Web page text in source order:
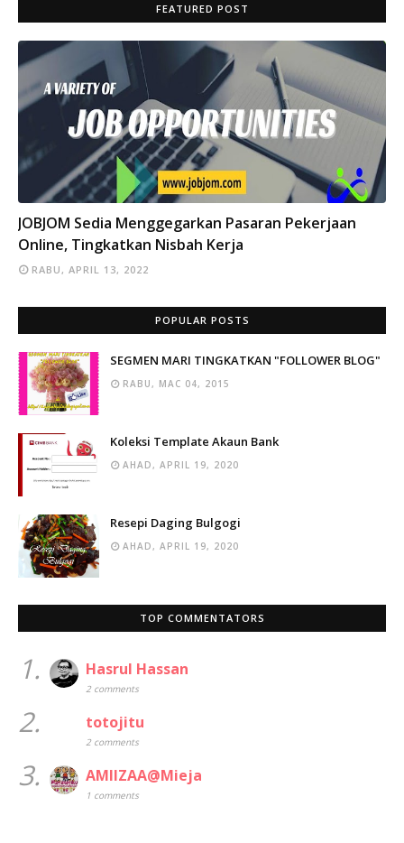
FEATURED POST
INFO
JOBJOM Sedia Menggegarkan Pasaran Pekerjaan
Online, Tingkatkan Nisbah Kerja
RABU, APRIL 13, 2022
POPULAR POSTS
SEGMEN MARI TINGKATKAN "FOLLOWER BLOG"
RABU, MAC 04, 2015
Koleksi Template Akaun Bank
AHAD, APRIL 19, 2020
Resepi Daging Bulgogi
AHAD, APRIL 19, 2020
TOP COMMENTATORS
1. Hasrul Hassan
2 comments
2. totojitu
2 comments
3. AMIIZAA@Mieja
1 comments